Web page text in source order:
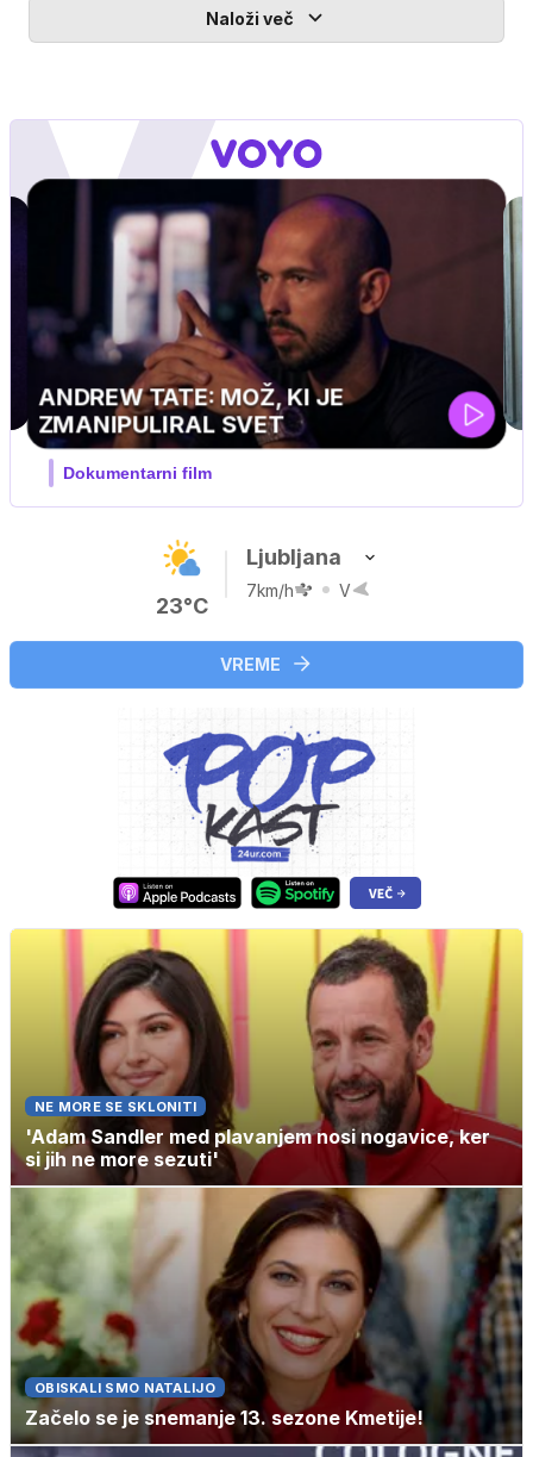
Naloži več
PINGVIN
/ družinski, pustolovski
23°C
Ljubljana
7km/h V
VREME
NE MORE SE SKLONITI
'Adam Sandler med plavanjem nosi nogavice, ker
si jih ne more sezuti'
OBISKALI SMO NATALIJO
Začelo se je snemanje 13. sezone Kmetije!